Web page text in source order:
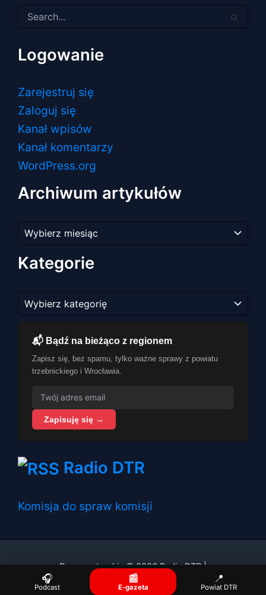
dla:
Logowanie
Zarejestruj się
Zaloguj się
Kanał wpisów
Kanał komentarzy
WordPress.org
Archiwum artykułów
artykułów
Kategorie
📬 Bądź na bieżąco z regionem
Zapisz się, bez spamu, tylko ważne sprawy z powiatu
trzebnickiego i Wrocławia.
Zapisuję się →
Radio DTR
Komisja do spraw komisji
Prawa autorskie © 2026 Radio DTR |
🎧
Podcast
📰
E-gazeta
📍
Powiat DTR